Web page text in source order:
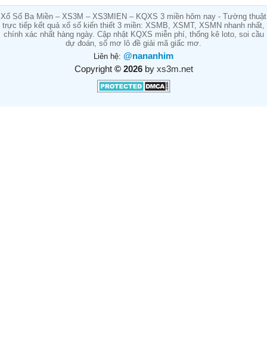
Xổ Số Ba Miền – XS3M – XS3MIEN – KQXS 3 miền hôm nay - Tường thuật
trực tiếp kết quả xổ số kiến thiết 3 miền: XSMB, XSMT, XSMN nhanh nhất,
chính xác nhất hàng ngày. Cập nhật KQXS miễn phí, thống kê loto, soi cầu
dự đoán, sổ mơ lô đề giải mã giấc mơ.
Liên hệ: @nananhim
Copyright © 2026by xs3m.net